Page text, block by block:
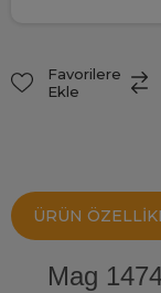
Favorilere
Ekle
ÜRÜN
Mag